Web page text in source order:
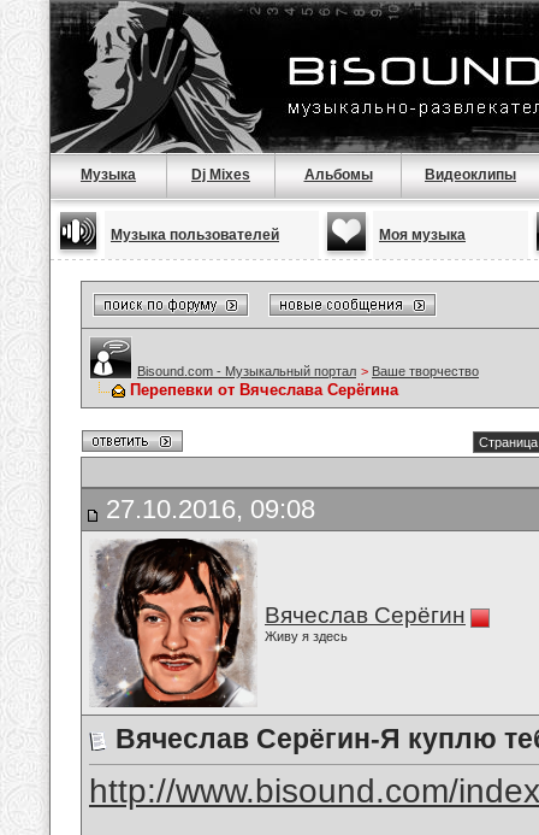
Музыка Dj Mixes Альбомы Видеоклипы
Музыка пользователей Моя музыка
Bisound.com - Музыкальный портал > Ваше творчество
Перепевки от Вячеслава Серёгина
27.10.2016, 09:08
Вячеслав Серёгин
Живу я здесь
Вячеслав Серёгин-Я куплю
http://www.bisound.com/